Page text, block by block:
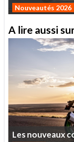
Nouveautés 2026
A lire aussi
Lesnouveaux